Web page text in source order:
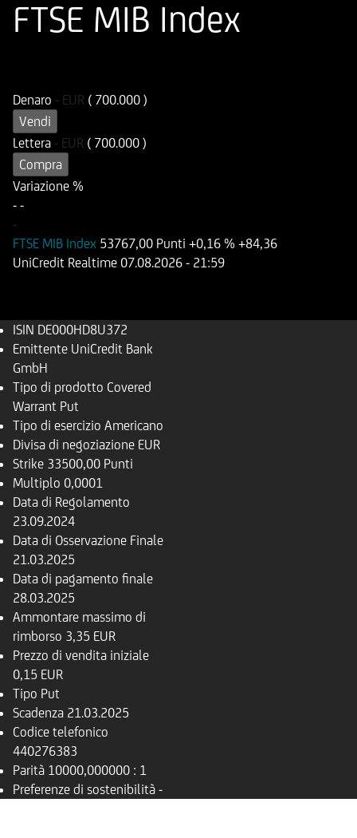
FTSE MIB Index
Denaro - EUR ( 700.000 )
Vendi
Lettera - EUR ( 700.000 )
Compra
Variazione %
- -
-
FTSE MIB Index 53767,00 Punti +0,16 % +84,36
UniCredit Realtime 07.08.2026 - 21:59
ISIN DE000HD8U372
Emittente UniCredit Bank
GmbH
Tipo di prodotto Covered
Warrant Put
Tipo di esercizio Americano
Divisa di negoziazione EUR
Strike 33500,00 Punti
Multiplo 0,0001
Data di Regolamento
23.09.2024
Data di Osservazione Finale
21.03.2025
Data di pagamento finale
28.03.2025
Ammontare massimo di
rimborso 3,35 EUR
Prezzo di vendita iniziale
0,15 EUR
Tipo Put
Scadenza 21.03.2025
Codice telefonico
440276383
Parità 10000,000000 : 1
Preferenze di sostenibilità -